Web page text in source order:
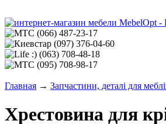
(066) 487-23-17
(097) 376-04-60
(063) 708-48-18
(095) 708-98-17
Главная → Запчастини, деталі для
Хрестовина для